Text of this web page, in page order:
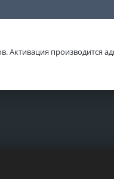
производится